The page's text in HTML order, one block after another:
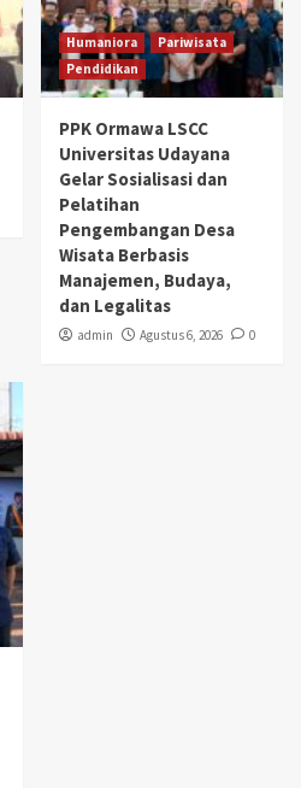
Humaniora
Pariwisata
Pendidikan
PPK Ormawa LSCC
Universitas Udayana
Gelar Sosialisasi dan
Pelatihan
Pengembangan Desa
Wisata Berbasis
Manajemen, Budaya,
dan Legalitas
admin Agustus 6, 2026 0